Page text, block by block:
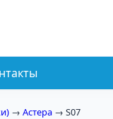
→ Астера → S07